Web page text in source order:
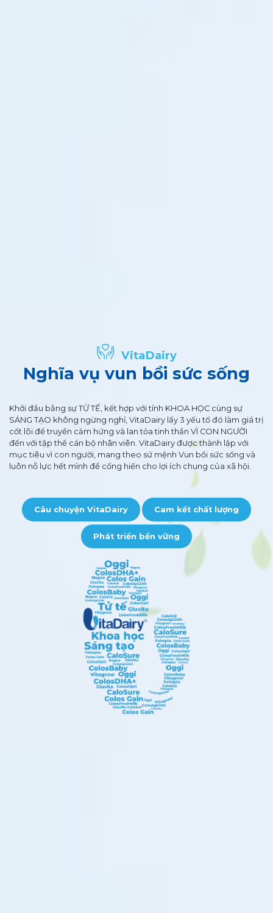
VitaDairy
Nghĩa vụ vun bồi sức sống
Khởi đầu bằng sự TỬ TẾ, kết hợp với tính KHOA HỌC cùng sự
SÁNG TẠO không ngừng nghỉ, VitaDairy lấy 3 yếu tố đó làm giá trị
cốt lõi để truyền cảm hứng và lan tỏa tinh thần VÌ CON NGƯỜI
đến với tập thể cán bộ nhân viên. VitaDairy được thành lập với
mục tiêu vì con người, mang theo sứ mệnh Vun bồi sức sống và
luôn nỗ lực hết mình để cống hiến cho lợi ích chung của xã hội.
Câu chuyện VitaDairy Cam kết chất lượng
Phát triển bền vững